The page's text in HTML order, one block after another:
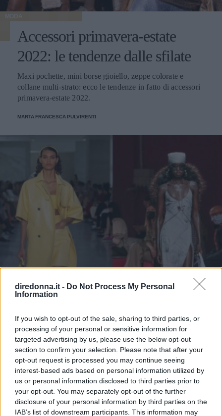
diredonna.it - Do Not Process My Personal
Information
If you wish to opt-out of the sale, sharing to third parties, or
processing of your personal or sensitive information for
targeted advertising by us, please use the below opt-out
section to confirm your selection. Please note that after your
opt-out request is processed you may continue seeing
interest-based ads based on personal information utilized by
us or personal information disclosed to third parties prior to
your opt-out. You may separately opt-out of the further
disclosure of your personal information by third parties on the
IAB’s list of downstream participants. This information may
MODA
Accessori primavera-estate
2022: le tendenze dalle sfilate
Maxi pochette, mini borse gioiello, zeppe colorate e
collane multi-strato: ecco le tendenze in fatto di accessori
primavera-estate 2022.
MARTA FRANCESCA PULVIRENTI
MODA
Milano Fashion Week: i look da
ricordare